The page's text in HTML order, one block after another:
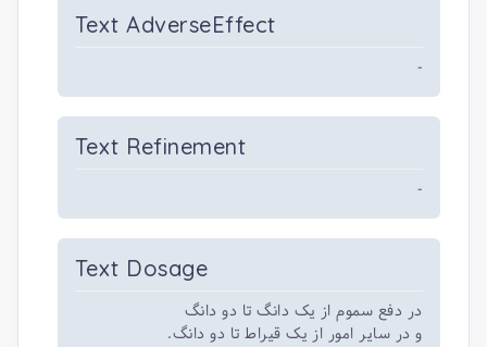
Text AdverseEffect
-
Text Refinement
-
Text Dosage
در دفع سموم از یک دانگ تا دو دانگ
و در سایر امور از یک قیراط تا دو دانگ.